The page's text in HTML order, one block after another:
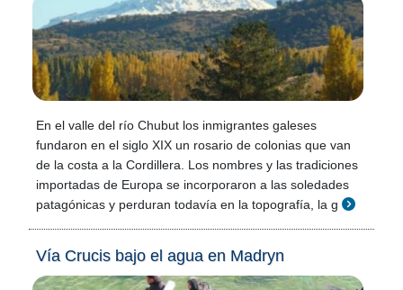
En el valle del río Chubut los inmigrantes galeses
fundaron en el siglo XIX un rosario de colonias que van
de la costa a la Cordillera. Los nombres y las tradiciones
importadas de Europa se incorporaron a las soledades
patagónicas y perduran todavía en la topografía, la g
Vía Crucis bajo el agua en Madryn